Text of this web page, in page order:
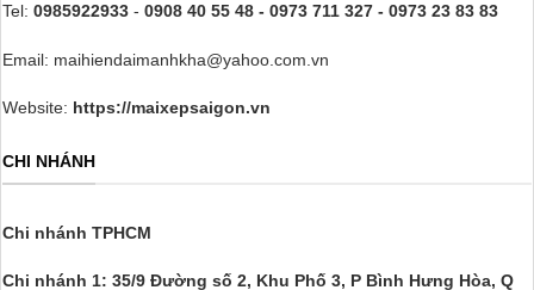
Tel: 0985922933 - 0908 40 55 48 - 0973 711 327 - 0973 23 83 83
Email: maihiendaimanhkha@yahoo.com.vn
Website: https://maixepsaigon.vn
CHI NHÁNH
Chi nhánh TPHCM
Chi nhánh 1: 35/9 Đường số 2, Khu Phố 3, P Bình Hưng Hòa, Q